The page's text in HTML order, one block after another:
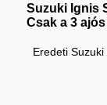
Suzuki Ignis
Csak a 3
Eredeti Suzuki